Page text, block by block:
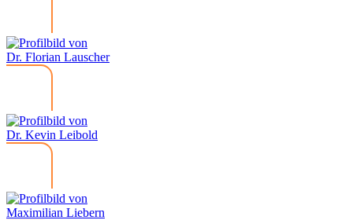
Dr. Florian Lauscher
Dr. Kevin Leibold
Maximilian Liebern